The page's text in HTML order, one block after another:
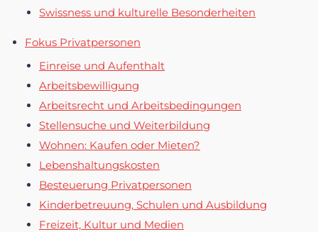
Swissness und kulturelle Besonderheiten
Fokus Privatpersonen
Einreise und Aufenthalt
Arbeitsbewilligung
Arbeitsrecht und Arbeitsbedingungen
Stellensuche und Weiterbildung
Wohnen: Kaufen oder Mieten?
Lebenshaltungskosten
Besteuerung Privatpersonen
Kinderbetreuung, Schulen und Ausbildung
Freizeit, Kultur und Medien